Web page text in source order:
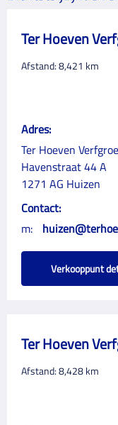
Ter Hoeven
Afstand:8,421 km
Adres:
Ter Hoeven
Havenstraat 44 A
1271 AG Huizen
Contact:
m:
Verkooppunt
Ter Hoeven
Afstand:8,428km